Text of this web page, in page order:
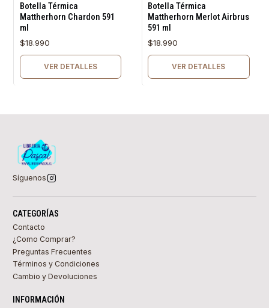
Botella Térmica
Mattherhorn Chardon 591
ml
$18.990
VER DETALLES
Botella Térmica
Mattherhorn Merlot Airbrus
591 ml
$18.990
VER DETALLES
Síguenos
CATEGORÍAS
Contacto
¿Como Comprar?
Preguntas Frecuentes
Términos y Condiciones
Cambio y Devoluciones
INFORMACIÓN